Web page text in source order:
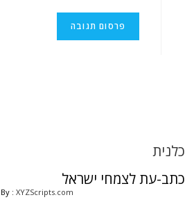
כלנית
כתב-עת לצמחי ישראל
: XYZScripts.com